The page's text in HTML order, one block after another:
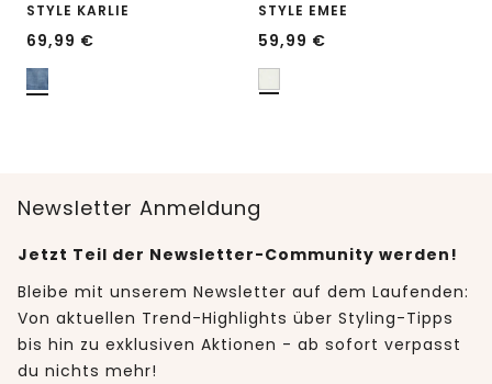
STYLE KARLIE
69,99 €
STYLE EMEE
59,99 €
Newsletter Anmeldung
Jetzt Teil der Newsletter-Community werden!
Bleibe mit unserem Newsletter auf dem Laufenden:
Von aktuellen Trend-Highlights über Styling-Tipps
bis hin zu exklusiven Aktionen - ab sofort verpasst
du nichts mehr!